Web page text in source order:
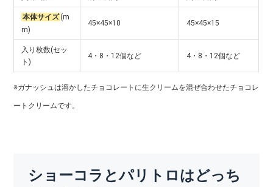
本体サイズ(m
m)
45×45×10 45×45×15
入り枚数(セッ
ト)
4・8・12個など 4・8・12個など
※ガナッシュは溶かしたチョコレートに生クリームを混ぜ合わせたチョコレ
ートクリームです。
ショーコラとパリトロはどっち